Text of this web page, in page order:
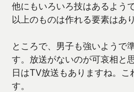
他にもいろいろ技はあるよう
以上のものは作れる要素はあ
ところで、男子も強いようで
す。放送がないのが可哀相と
日はTV放送もありますね。こ
す。